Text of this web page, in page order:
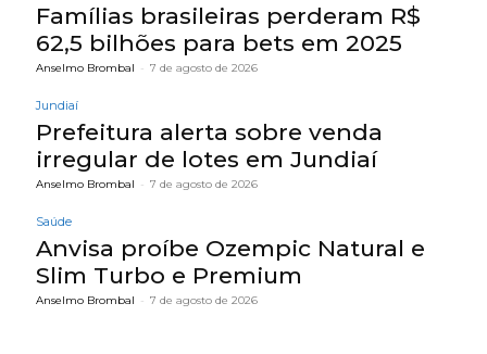
Famílias brasileiras perderam R$
62,5 bilhões para bets em 2025
Anselmo Brombal - 7 de agosto de 2026
Jundiaí
Prefeitura alerta sobre venda
irregular de lotes em Jundiaí
Anselmo Brombal - 7 de agosto de 2026
Saúde
Anvisa proíbe Ozempic Natural e
Slim Turbo e Premium
Anselmo Brombal - 7 de agosto de 2026